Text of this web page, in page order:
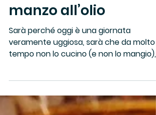
Un must della cucina
franciacortina, il
manzo all’olio
fatto sta che mi sono...